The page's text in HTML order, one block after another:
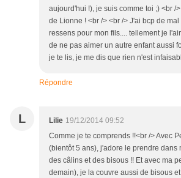
aujourd'hui !), je suis comme toi ;) <br /
de Lionne ! <br /> <br /> J'ai bcp de
ressens pour mon fils.... tellement je
de ne pas aimer un autre enfant aussi
je te lis, je me dis que rien n'est
Répondre
L Lilie 19/12/2014 09:52
Comme je te comprends !!<br /> Avec
(bientôt 5 ans), j'adore le prendre dans
des câlins et des bisous !! Et avec ma
demain), je la couvre aussi de bisous